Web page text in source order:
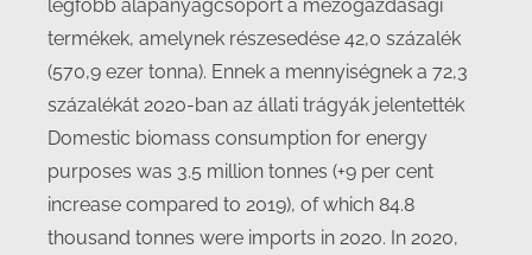
legfőbb alapanyagcsoport a mezőgazdasági
termékek, amelynek részesedése 42,0 százalék
(570,9 ezer tonna). Ennek a mennyiségnek a 72,3
százalékát 2020-ban az állati trágyák jelentették
Domestic biomass consumption for energy
purposes was 3.5 million tonnes (+9 per cent
increase compared to 2019), of which 84.8
thousand tonnes were imports in 2020. In 2020,